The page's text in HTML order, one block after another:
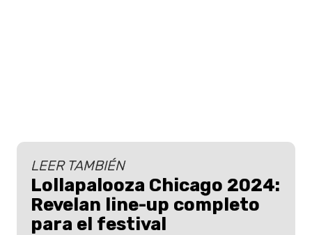
LEER TAMBIÉN
Lollapalooza Chicago 2024:
Revelan line-up completo
para el festival